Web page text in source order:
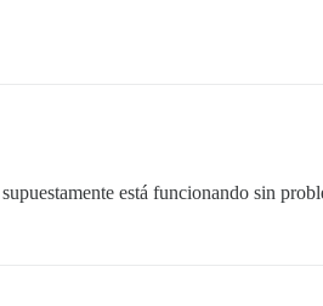
está funcionando sin